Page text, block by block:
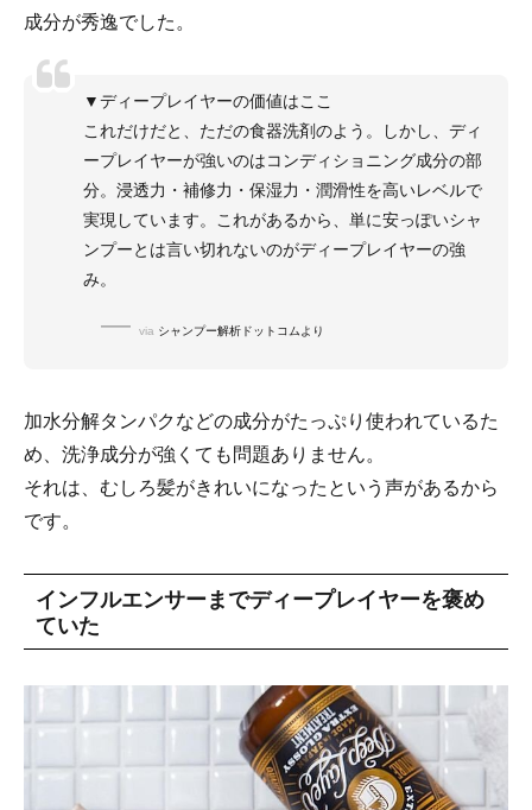
成分が秀逸でした。
▼ディープレイヤーの価値はここ
これだけだと、ただの食器洗剤のよう。しかし、ディ
ープレイヤーが強いのはコンディショニング成分の部
分。浸透力・補修力・保湿力・潤滑性を高いレベルで
実現しています。これがあるから、単に安っぽいシャ
ンプーとは言い切れないのがディープレイヤーの強
み。
via シャンプー解析ドットコムより
加水分解タンパクなどの成分がたっぷり使われているた
め、洗浄成分が強くても問題ありません。
それは、むしろ髪がきれいになったという声があるから
です。
インフルエンサーまでディープレイヤーを褒め
ていた